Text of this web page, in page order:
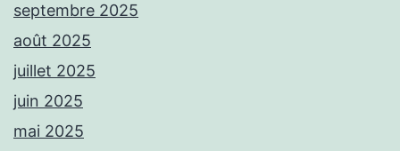
septembre 2025
août 2025
juillet 2025
juin 2025
mai 2025